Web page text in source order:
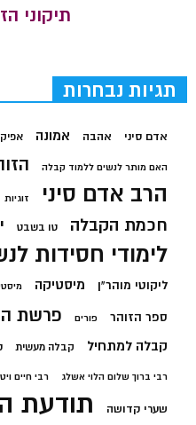
תיקוני
תגיות נבחרות
אדם סיני אהבה אמונה
האם מותר לנשים ללמוד קבלה
הרב אדם סיני זוגיות
חכמת הקבלה טו בשבט
לימודי חסידות
ליקוטי מוהר"ן מיסטיקה
ספר הזוהר פורים פרשת
קבלה למתחיל קבלה מעשית
רבי ברוך שלום הלוי אשלג רבי חיים
שערי קדושה תודעת